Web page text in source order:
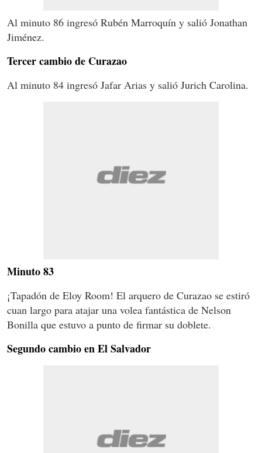
Al minuto 86 ingresó Rubén Marroquín y salió Jonathan
Jiménez.
Tercer cambio de Curazao
Al minuto 84 ingresó Jafar Arias y salió Jurich Carolina.
Minuto 83
¡Tapadón de Eloy Room! El arquero de Curazao se estiró
cuan largo para atajar una volea fantástica de Nelson
Bonilla que estuvo a punto de firmar su doblete.
Segundo cambio en El Salvador